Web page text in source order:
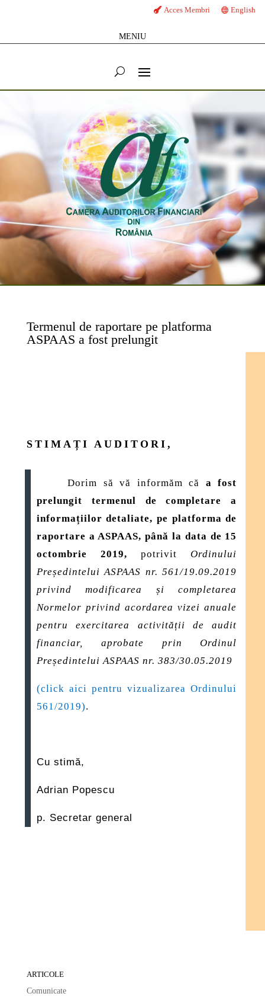
Acces Membri English
MENIU
Termenul de raportare pe platforma
ASPAAS a fost prelungit
STIMAȚI AUDITORI,
Dorim să vă informăm că a fost
prelungit termenul de completare a
informațiilor detaliate, pe platforma de
raportare a ASPAAS, până la data de 15
octombrie 2019,potrivitOrdinului
Președintelui ASPAAS nr. 561/19.09.2019
privind modificarea și completarea
Normelor privind acordarea vizei anuale
pentru exercitarea activității de audit
financiar, aprobate prin Ordinul
Președintelui ASPAAS nr. 383/30.05.2019
(click aici pentru vizualizarea Ordinului
561/2019).
Cu stimă,
Adrian Popescu
p. Secretar general
ARTICOLE
Comunicate